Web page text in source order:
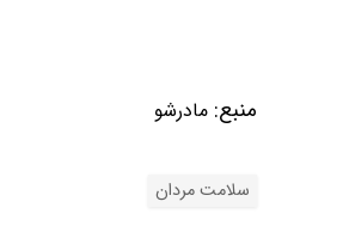
منبع: مادرشو
سلامت مردان